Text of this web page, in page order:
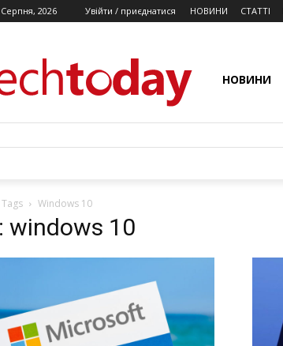
2026 Увійти / приєднатися НОВИНИ СТАТТІ
НОВИНИ
Tags Windows 10
windows 10